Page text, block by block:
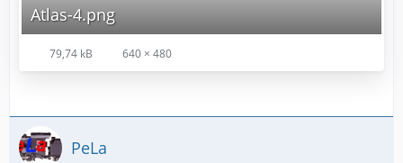
Atlas-4.png
79,74 kB 640 × 480
PeLa